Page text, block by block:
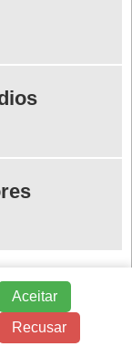
atende
São
conosco pelo
Aceitar
Recusar